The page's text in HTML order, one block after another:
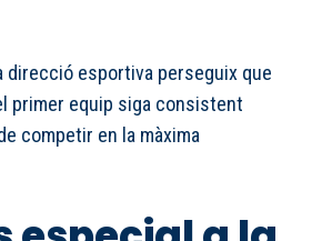
direcció esportiva perseguix que
primer equip siga consistent
competir en la màxima